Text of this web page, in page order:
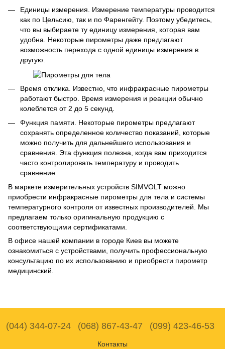
Единицы измерения. Измерение температуры проводится
как по Цельсию, так и по Фаренгейту. Поэтому убедитесь,
что вы выбираете ту единицу измерения, которая вам
удобна. Некоторые пирометры даже предлагают
возможность перехода с одной единицы измерения в
другую.
Время отклика. Известно, что инфракрасные пирометры
работают быстро. Время измерения и реакции обычно
колеблется от 2 до 5 секунд.
Функция памяти. Некоторые пирометры предлагают
сохранять определенное количество показаний, которые
можно получить для дальнейшего использования и
сравнения. Эта функция полезна, когда вам приходится
часто контролировать температуру и проводить
сравнение.
В маркете измерительных устройств SIMVOLT можно
приобрести инфракрасные пирометры для тела и системы
температурного контроля от известных производителей. Мы
предлагаем только оригинальную продукцию с
соответствующими сертификатами.
В офисе нашей компании в городе Киев вы можете
ознакомиться с устройствами, получить профессиональную
консультацию по их использованию и приобрести пирометр
медицинский.
(044) 344-07-24 (068) 867-43-47 (099) 423-46-53
Контакты